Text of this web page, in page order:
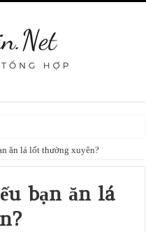
ăn lá lốt thường xuyên?
bạn ăn lá